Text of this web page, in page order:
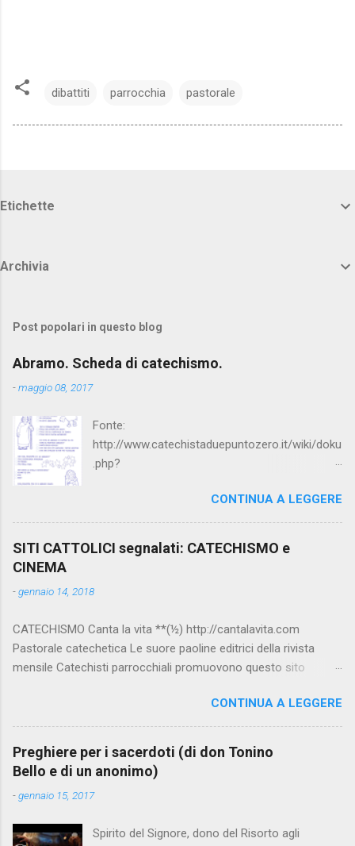
dibattiti parrocchia pastorale
Etichette
Archivia
Post popolari in questo blog
Abramo. Scheda di catechismo.
-maggio 08, 2017
Fonte:
http://www.catechistaduepuntozero.it/wiki/doku
.php?
CONTINUA A LEGGERE
SITI CATTOLICI segnalati: CATECHISMO e
CINEMA
-gennaio 14, 2018
CATECHISMO Canta la vita **(½) http://cantalavita.com
Pastorale catechetica Le suore paoline editrici della rivista
mensile Catechisti parrocchiali promuovono questo sito
www.facebook.com/PaolineGiovanieVangelo/ Carimo **
http://www.carimo.it Contiene i Catechismo della Chiesa
Cattolica, la Bibbia a Fumetti (novità assoluta in internet), il
pensiero di S.Tommaso, encicliche, scritti di Albino Luciani,
oroscopo... da ridere, e altri temi interessanti. Catechismo
www.vatican.va/archive/ITA0014/_INDEX.HTM ; Indice e testo
CONTINUA A LEGGERE
Preghiere per i sacerdoti (di don Tonino
Bello e di un anonimo)
-gennaio 15, 2017
Spirito del Signore, dono del Risorto agli